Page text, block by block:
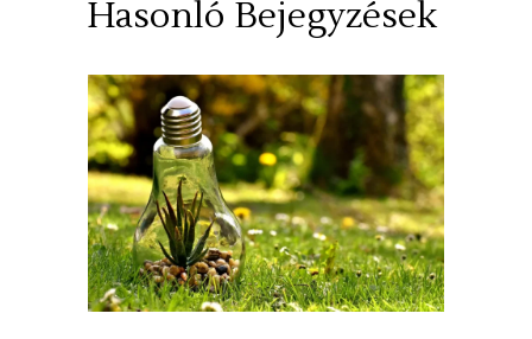
Hasonló Bejegyzések